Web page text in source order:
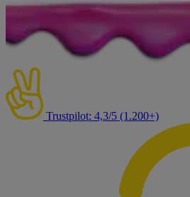
Trustpilot: 4,3/5 (1.200+)